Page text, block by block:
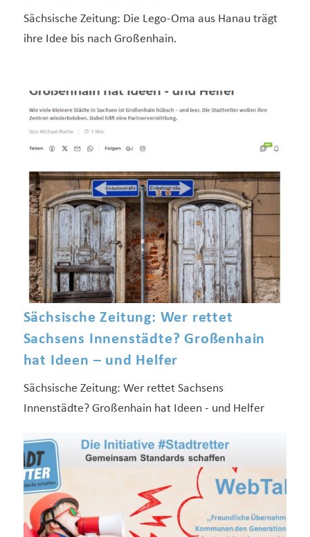
Sächsische Zeitung: Die Lego-Oma aus Hanau trägt
ihre Idee bis nach Großenhain.
Sächsische Zeitung: Wer rettet
Sachsens Innenstädte? Großenhain
hat Ideen – und Helfer
Sächsische Zeitung: Wer rettet Sachsens
Innenstädte? Großenhain hat Ideen - und Helfer